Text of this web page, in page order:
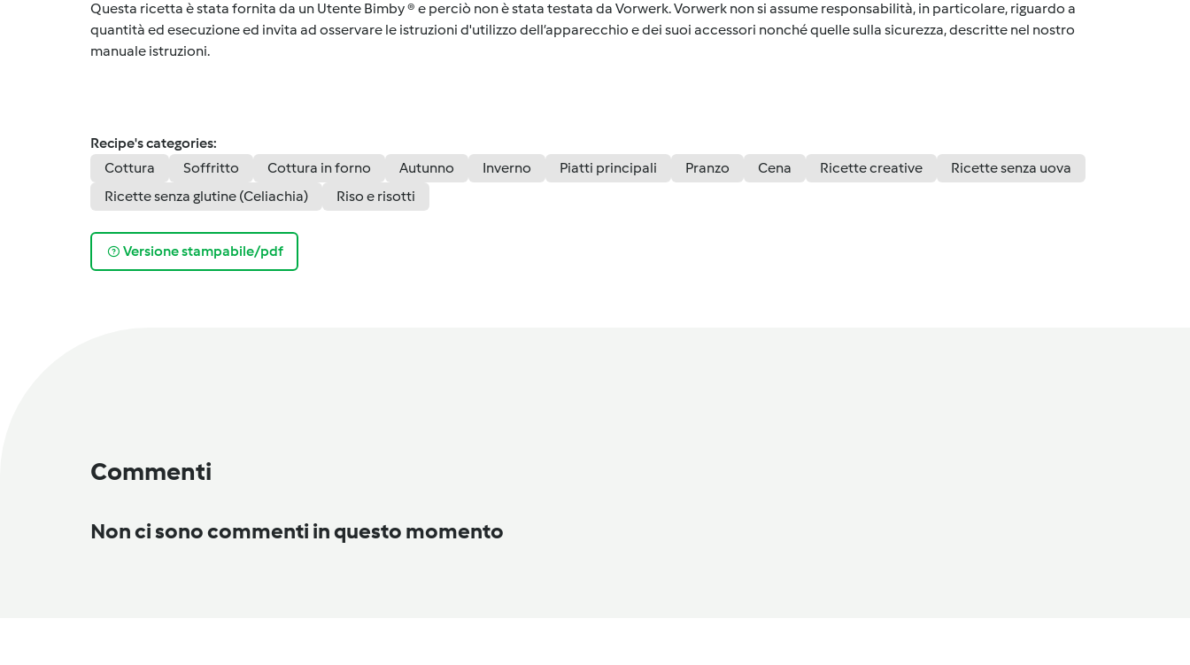
Questa ricetta è stata fornita da un Utente Bimby ® e perciò non è stata testata da Vorwerk. Vorwerk non si assume responsabilità, in particolare, riguardo a
quantità ed esecuzione ed invita ad osservare le istruzioni d'utilizzo dell’apparecchio e dei suoi accessori nonché quelle sulla sicurezza, descritte nel nostro
manuale istruzioni.
Recipe's categories:
Cottura
Soffritto Cottura in forno Autunno Inverno Piatti principali Pranzo Cena Ricette creative
Ricette senza uova
Ricette senza glutine (Celiachia)
Riso e risotti
Versione stampabile/pdf
Commenti
Non ci sono commenti in questo momento